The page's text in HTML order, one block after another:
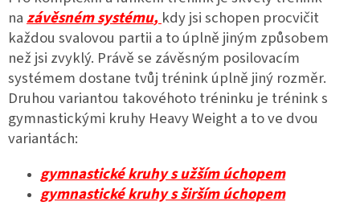
nazávěsném systému, kdy jsi schopen procvičit
každou svalovou partii a to úplně jiným způsobem
než jsi zvyklý. Právě se závěsným posilovacím
systémem dostane tvůj trénink úplně jiný rozměr.
Druhou variantou takovéhoto tréninku je trénink s
gymnastickými kruhy Heavy Weight a to ve dvou
variantách:
gymnastické kruhy s užším úchopem
gymnastické kruhy s širším úchopem